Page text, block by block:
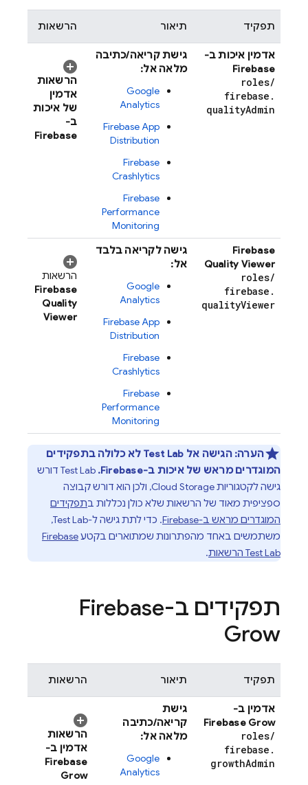
תפקיד תיאור הרשאות
אדמין איכות ב-
Firebase
roles/
firebase .
qualityAdmin
גישת קריאה/כתיבה
מלאה אל:
Google
Analytics
Firebase App
Distribution
Firebase
Crashlytics
Firebase
Performance
Monitoring
הרשאות
אדמין
של איכות
ב-
Firebase
Firebase
Quality Viewer
roles/
firebase .
qualityViewer
גישה לקריאה בלבד
אל:
Google
Analytics
Firebase App
Distribution
Firebase
Crashlytics
Firebase
Performance
Monitoring
הרשאות
Firebase
Quality
Viewer
הערה: הגישה אל Test Lab לא כלולה בתפקידים
המוגדרים מראש של איכות ב-Firebase.
‫
Test Lab דורש
גישה לקטגוריותCloud Storage, ולכן הוא דורש קבוצה
ספציפית מאוד של הרשאות שלא כולן נכללות בתפקידים
המוגדרים מראש ב-Firebase
. כדי לתת גישה ל-Test Lab
,
משתמשים באחד מהפתרונות שמתוארים בקטעFirebase
Test Lab הרשאות.
תפקידים ב-Firebase
Grow
תפקיד תיאור הרשאות
אדמין ב-
Firebase Grow
roles/
firebase .
growthAdmin
גישת
קריאה/כתיבה
מלאה אל:
Google
Analytics
הרשאות
אדמין ב-
Firebase
Grow